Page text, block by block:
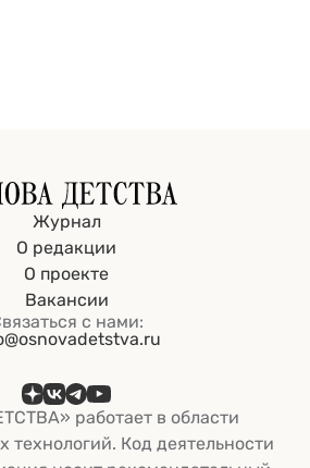
Журнал
О редакции
О проекте
Вакансии
с нами:
работает в области
Код деятельности